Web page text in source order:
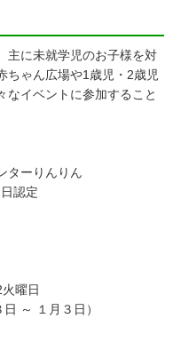
主に未就学児のお子様を対
ちゃん広場や1歳児・2歳児
なイベントに参加すること
ーりんりん
認定
曜日
月３日）